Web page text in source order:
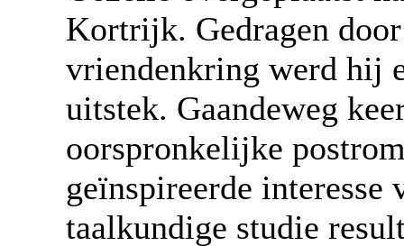
Kortrijk. Gedragen
vriendenkring werd hij
uitstek. Gaandeweg
oorspronkelijke
geïnspireerde interesse
taalkundige studie